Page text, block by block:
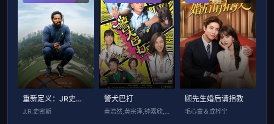
重新定义：JR史密斯 第一季
J.R.史密斯
警犬巴打 顾先生婚后请指教
毛心童＆成梓宁